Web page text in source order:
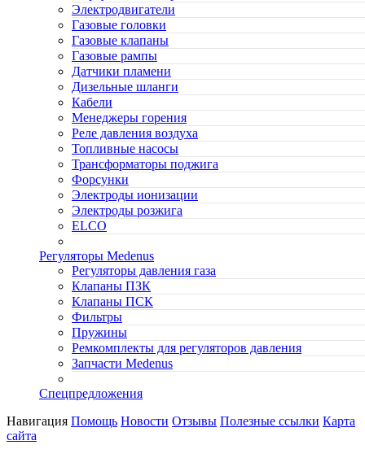
Электродвигатели
Газовые головки
Газовые клапаны
Газовые рампы
Датчики пламени
Дизельные шланги
Кабели
Менеджеры горения
Реле давления воздуха
Топливные насосы
Трансформаторы поджига
Форсунки
Электроды ионизации
Электроды розжига
ELCO
Регуляторы Medenus
Регуляторы давления газа
Клапаны ПЗК
Клапаны ПСК
Фильтры
Пружины
Ремкомплекты для регуляторов давления
Запчасти Medenus
Спецпредложения
Навигация Помощь Новости Отзывы Полезные ссылки Карта
сайта